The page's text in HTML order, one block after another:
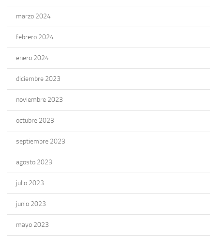
marzo 2024
febrero 2024
enero 2024
diciembre 2023
noviembre 2023
octubre 2023
septiembre 2023
agosto 2023
julio 2023
junio 2023
mayo 2023